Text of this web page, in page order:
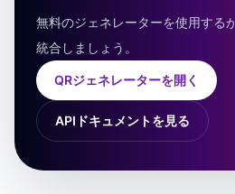
無料のジェネレーターを使用する
統合しましょう。
QRジェネレーターを開く
APIドキュメントを見る